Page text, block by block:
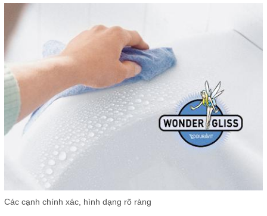
Các cạnh chính xác, hình dạng rõ ràng